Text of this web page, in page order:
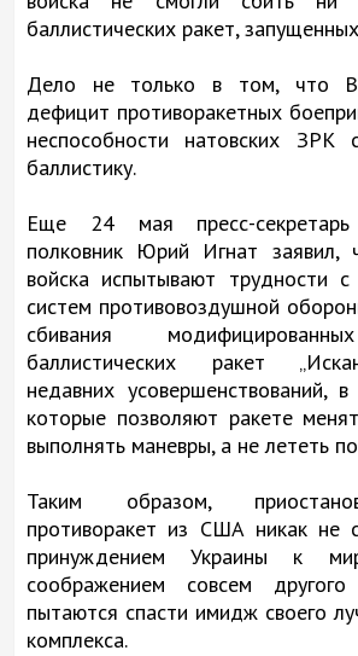
баллистических ракет,
Дело не только в том, что
дефицит противоракетных
неспособности натовских ЗРК
баллистику.
Еще 24 мая пресс-
полковник Юрий Игнат заявил,
войска испытывают трудности с
систем противовоздушной
сбивания
баллистических ракет
недавних усовершенствований,
которые позволяют ракете
выполнять маневры, а не лететь
Таким образом,
противоракет из США никак не
принуждением Украины к
соображением совсем
пытаются спасти имидж своего
комплекса.